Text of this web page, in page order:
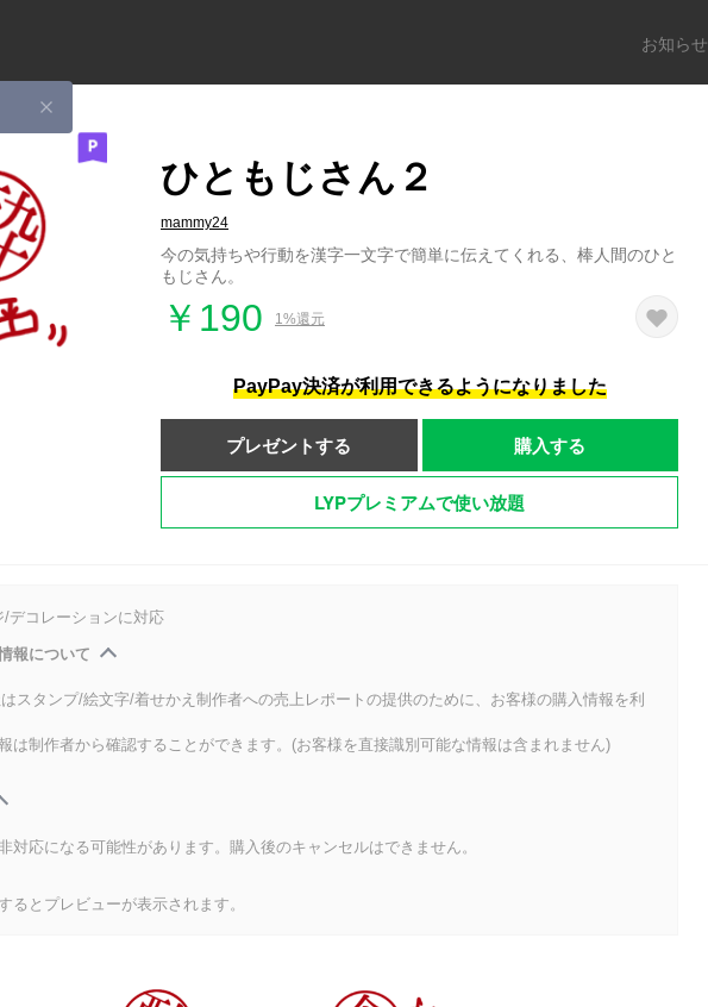
お知らせ
ひともじさん２
mammy24
今の気持ちや行動を漢字一文字で簡単に伝えてくれる、棒人間のひと
もじさん。
￥190 1%還元
PayPay決済が利用できるようになりました
プレゼントする 購入する
LYPプレミアムで使い放題
/デコレーションに対応
報について
スタンプ/絵文字/着せかえ制作者への売上レポートの提供のために、お客様の購入情報を利
は制作者から確認することができます。(お客様を直接識別可能な情報は含まれません)
対応になる可能性があります。購入後のキャンセルはできません。
るとプレビューが表示されます。